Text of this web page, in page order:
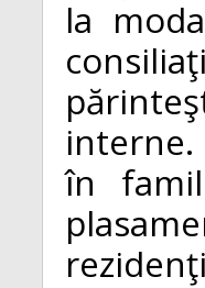
la
interne.
în